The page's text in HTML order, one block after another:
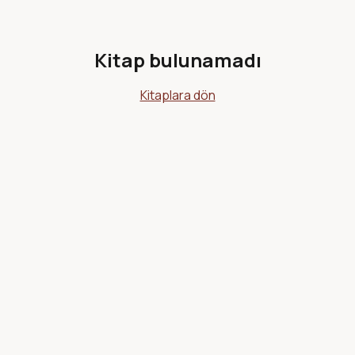
Kitap bulunamadı
Kitaplara dön